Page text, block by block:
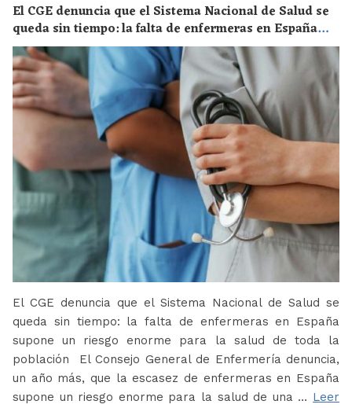
El CGE denuncia que el Sistema Nacional de Salud se
queda sin tiempo: la falta de enfermeras en España
supone un riesgo enorme para la salud de toda la
población
El CGE denuncia que el Sistema Nacional de Salud se
queda sin tiempo: la falta de enfermeras en España
supone un riesgo enorme para la salud de toda la
población El Consejo General de Enfermería denuncia,
un año más, que la escasez de enfermeras en España
supone un riesgo enorme para la salud de una … Leer